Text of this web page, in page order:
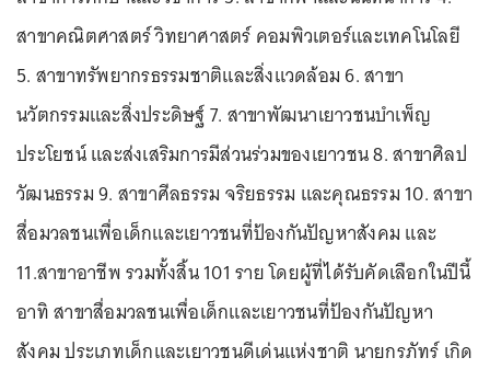
สาขาคณิตศาสตร์ วิทยาศาสตร์ คอมพิวเตอร์และเทคโนโลยี
5. สาขาทรัพยากรธรรมชาติและสิ่งแวดล้อม 6. สาขา
นวัตกรรมและสิ่งประดิษฐ์ 7. สาขาพัฒนาเยาวชนบำเพ็ญ
ประโยชน์ และส่งเสริมการมีส่วนร่วมของเยาวชน 8. สาขาศิลป
วัฒนธรรม 9. สาขาศีลธรรม จริยธรรม และคุณธรรม 10. สาขา
สื่อมวลชนเพื่อเด็กและเยาวชนที่ป้องกันปัญหาสังคม และ
11.สาขาอาชีพ รวมทั้งสิ้น 101 ราย โดยผู้ที่ได้รับคัดเลือกในปีนี้
อาทิ สาขาสื่อมวลชนเพื่อเด็กและเยาวชนที่ป้องกันปัญหา
สังคม ประเภทเด็กและเยาวชนดีเด่นแห่งชาติ นายกรภัทร์ เกิด